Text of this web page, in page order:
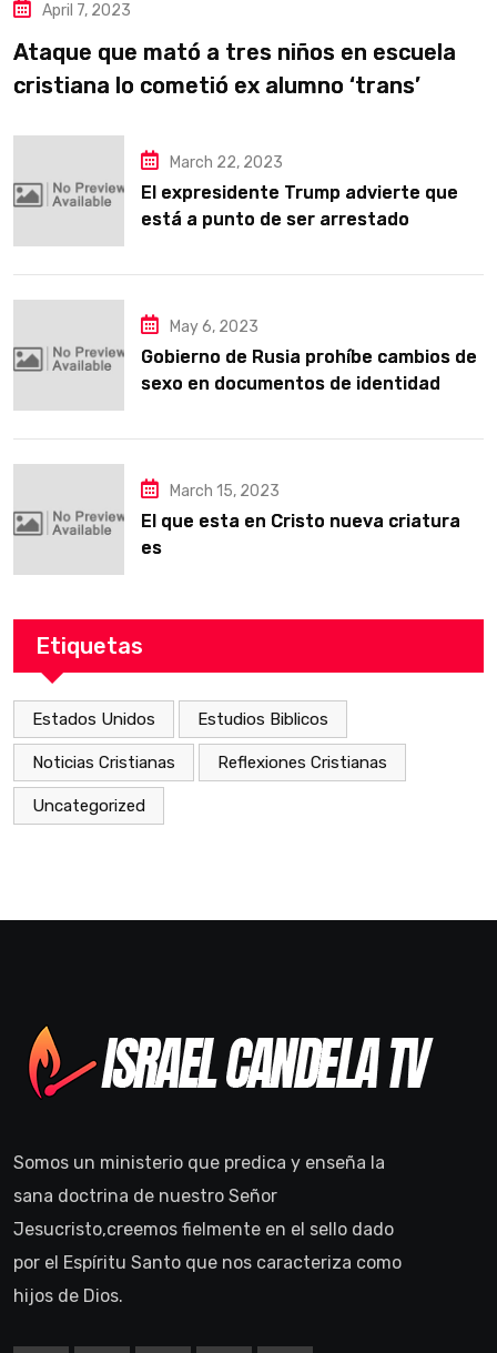
April 7, 2023
Ataque que mató a tres niños en escuela
cristiana lo cometió ex alumno ‘trans’
March 22, 2023
El expresidente Trump advierte que
está a punto de ser arrestado
May 6, 2023
Gobierno de Rusia prohíbe cambios de
sexo en documentos de identidad
tradicionales
March 15, 2023
El que esta en Cristo nueva criatura
es
Etiquetas
Estados Unidos Estudios Biblicos
Noticias Cristianas Reflexiones Cristianas
Uncategorized
Somos un ministerio que predica y enseña la
sana doctrina de nuestro Señor
Jesucristo,creemos fielmente en el sello dado
por el Espíritu Santo que nos caracteriza como
hijos de Dios.